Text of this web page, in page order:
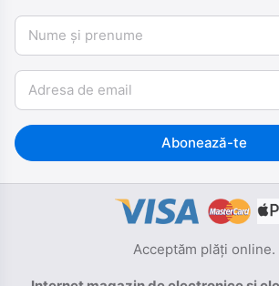
Nume și prenume
Email
Abonează-te
Acceptăm plăți online.